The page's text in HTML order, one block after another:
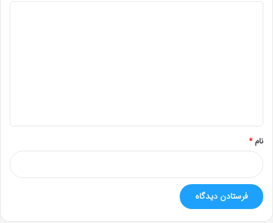
نام*